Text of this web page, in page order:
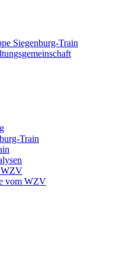
Siegenburg-Train
Train
WZV
vom WZV